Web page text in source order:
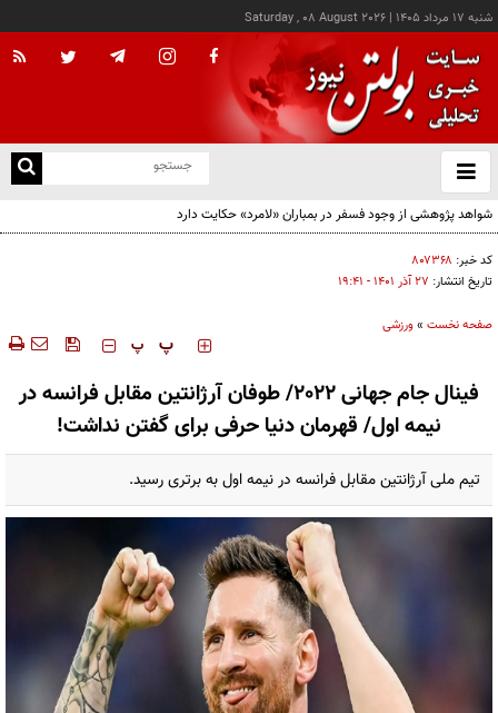
شنبه ۱۷ مرداد ۱۴۰۵ |
Saturday , 08 August 2026
باز
و
کد خبر: ۸۰۷۳۶۸
تاریخ انتشار: ۲۷ آذر ۱۴۰۱ - ۱۹:۴۱
صفحه نخست »ورزشی
‍‍‍ پ پ
فینال جام جهانی 2022/ طوفان آرژانتین مقابل فرانسه در
نیمه اول/ قهرمان دنیا حرفی برای گفتن نداشت!
تیم ملی آرژانتین مقابل فرانسه در نیمه اول به برتری رسید.